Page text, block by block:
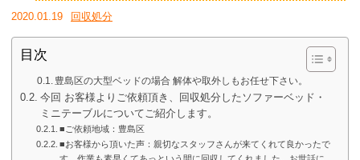
2020.01.19 回収処分
目次
豊島区の大型ベッドの場合 解体や取外しもお任せ下さい。
今回 お客様よりご依頼頂き、回収処分したソファーベッド・
ミニテーブルについてご紹介します。
■ご依頼地域：豊島区
■お客様から頂いた声：親切なスタッフさんが来てくれて良かったで